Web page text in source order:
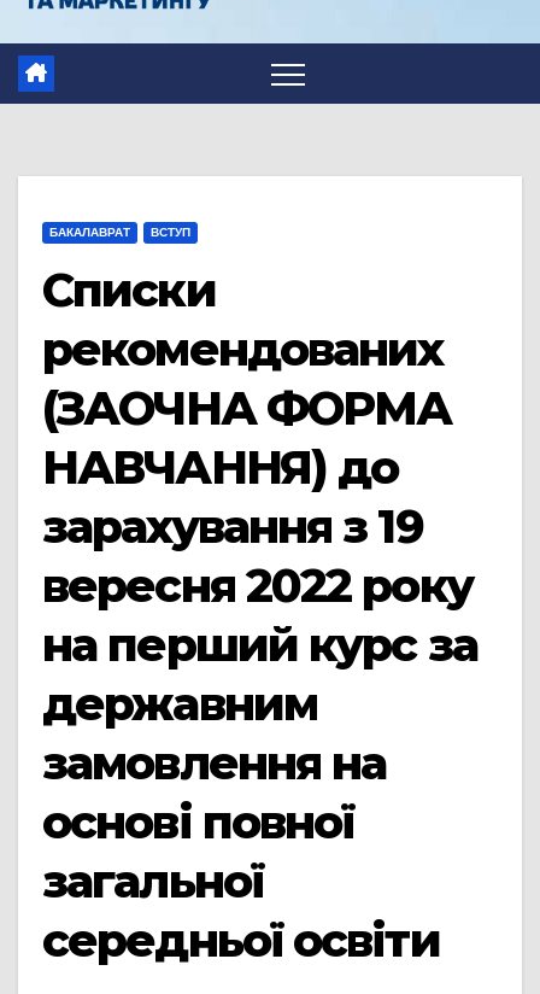
БАКАЛАВРАТ ВСТУП
Списки
рекомендованих
(ЗАОЧНА ФОРМА
НАВЧАННЯ) до
зарахування з 19
вересня 2022 року
на перший курс за
державним
замовлення на
основі повної
загальної
середньої освіти